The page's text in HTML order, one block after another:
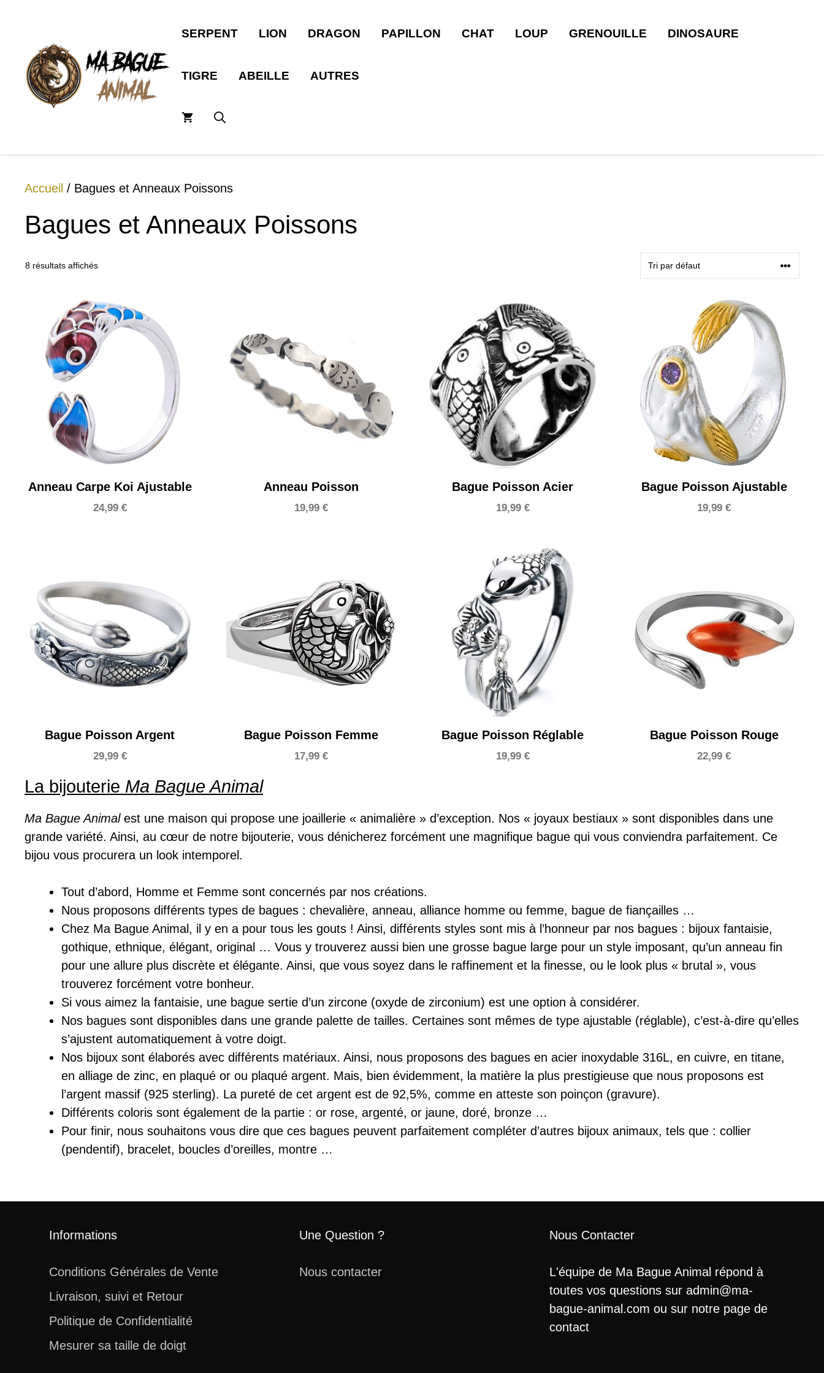
contenu
SERPENT LION DRAGON PAPILLON CHAT LOUP GRENOUILLE DINOSAURE
TIGRE ABEILLE AUTRES
Accueil / Bagues et Anneaux Poissons
Bagues et Anneaux Poissons
8 résultats affichés
Anneau Carpe Koi Ajustable
24,99 €
Anneau Poisson
19,99€
Bague Poisson Acier
19,99 €
Bague Poisson Ajustable
19,99€
Bague Poisson Argent
29,99 €
Bague Poisson Femme
17,99€
Bague Poisson Réglable
19,99 €
Bague Poisson Rouge
22,99€
La bijouterie Ma Bague Animal
Ma Bague Animal est une maison qui propose une joaillerie « animalière » d’exception. Nos « joyaux bestiaux » sont disponibles dans une
grande variété. Ainsi, au cœur de notre bijouterie, vous dénicherez forcément une magnifique bague qui vous conviendra parfaitement. Ce
bijou vous procurera un look intemporel.
Tout d’abord, Homme et Femme sont concernés par nos créations.
Nous proposons différents types de bagues : chevalière, anneau, alliance homme ou femme, bague de fiançailles …
Chez Ma Bague Animal, il y en a pour tous les gouts ! Ainsi, différents styles sont mis à l’honneur par nos bagues : bijoux fantaisie,
gothique, ethnique, élégant, original … Vous y trouverez aussi bien une grosse bague large pour un style imposant, qu’un anneau fin
pour une allure plus discrète et élégante. Ainsi, que vous soyez dans le raffinement et la finesse, ou le look plus « brutal », vous
trouverez forcément votre bonheur.
Si vous aimez la fantaisie, une bague sertie d’un zircone (oxyde de zirconium) est une option à considérer.
Nos bagues sont disponibles dans une grande palette de tailles. Certaines sont mêmes de type ajustable (réglable), c’est-à-dire qu’elles
s’ajustent automatiquement à votre doigt.
Nos bijoux sont élaborés avec différents matériaux. Ainsi, nous proposons des bagues en acier inoxydable 316L, en cuivre, en titane,
en alliage de zinc, en plaqué or ou plaqué argent. Mais, bien évidemment, la matière la plus prestigieuse que nous proposons est
l’argent massif (925 sterling). La pureté de cet argent est de 92,5%, comme en atteste son poinçon (gravure).
Différents coloris sont également de la partie : or rose, argenté, or jaune, doré, bronze …
Pour finir, nous souhaitons vous dire que ces bagues peuvent parfaitement compléter d’autres bijoux animaux, tels que : collier
(pendentif), bracelet, boucles d’oreilles, montre …
Informations
Conditions Générales de Vente
Livraison, suivi et Retour
Politique de Confidentialité
Mesurer sa taille de doigt
Une Question ?
Nous contacter
Nous Contacter
L'équipe de Ma Bague Animal répond à
toutes vos questions sur admin@ma-
bague-animal.com ou sur notre page de
contact